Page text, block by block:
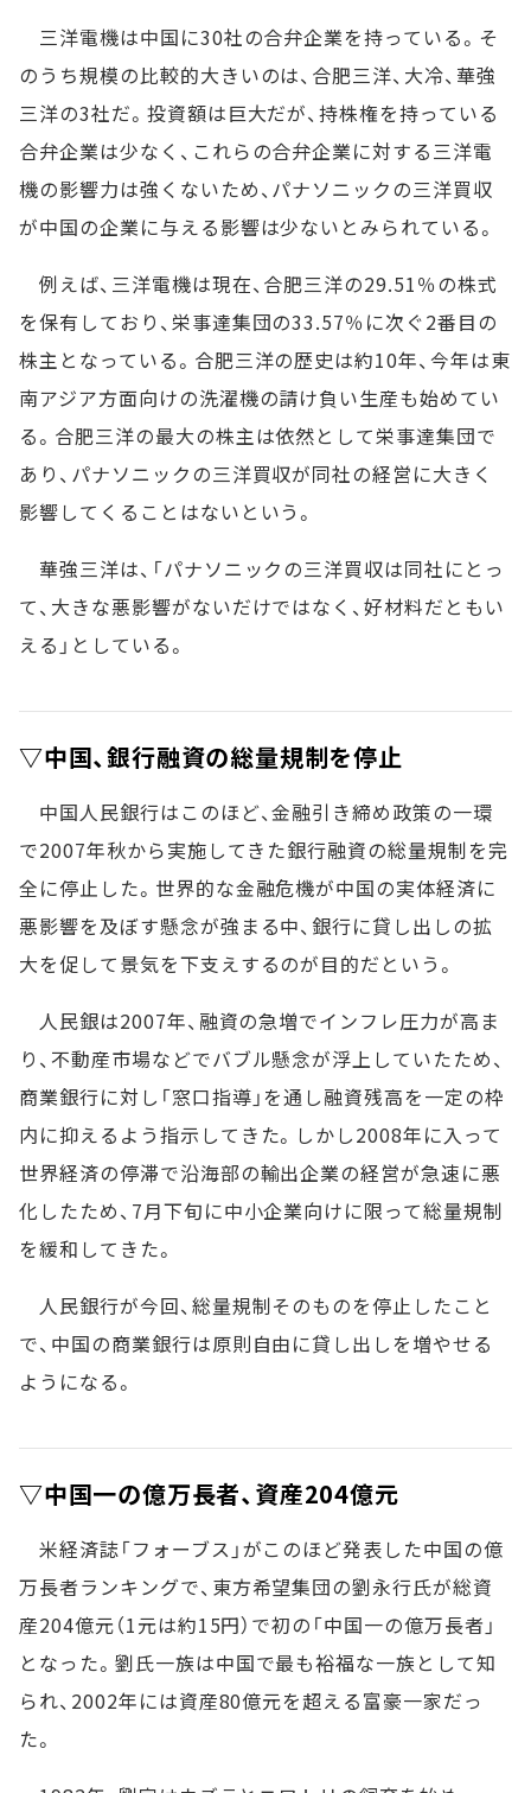
三洋電機は中国に30社の合弁企業を持っている。そ
のうち規模の比較的大きいのは、合肥三洋、大冷、華強
三洋の3社だ。投資額は巨大だが、持株権を持っている
合弁企業は少なく、これらの合弁企業に対する三洋電
機の影響力は強くないため、パナソニックの三洋買収
が中国の企業に与える影響は少ないとみられている。
例えば、三洋電機は現在、合肥三洋の29.51％の株式
を保有しており、栄事達集団の33.57％に次ぐ2番目の
株主となっている。合肥三洋の歴史は約10年、今年は東
南アジア方面向けの洗濯機の請け負い生産も始めてい
る。合肥三洋の最大の株主は依然として栄事達集団で
あり、パナソニックの三洋買収が同社の経営に大きく
影響してくることはないという。
華強三洋は、「パナソニックの三洋買収は同社にとっ
て、大きな悪影響がないだけではなく、好材料だともい
える」としている。
▽中国、銀行融資の総量規制を停止
中国人民銀行はこのほど、金融引き締め政策の一環
で2007年秋から実施してきた銀行融資の総量規制を完
全に停止した。世界的な金融危機が中国の実体経済に
悪影響を及ぼす懸念が強まる中、銀行に貸し出しの拡
大を促して景気を下支えするのが目的だという。
人民銀は2007年、融資の急増でインフレ圧力が高ま
り、不動産市場などでバブル懸念が浮上していたため、
商業銀行に対し「窓口指導」を通し融資残高を一定の枠
内に抑えるよう指示してきた。しかし2008年に入って
世界経済の停滞で沿海部の輸出企業の経営が急速に悪
化したため、7月下旬に中小企業向けに限って総量規制
を緩和してきた。
人民銀行が今回、総量規制そのものを停止したこと
で、中国の商業銀行は原則自由に貸し出しを増やせる
ようになる。
▽中国一の億万長者、資産204億元
米経済誌「フォーブス」がこのほど発表した中国の億
万長者ランキングで、東方希望集団の劉永行氏が総資
産204億元（1元は約15円）で初の「中国一の億万長者」
となった。劉氏一族は中国で最も裕福な一族として知
られ、2002年には資産80億元を超える富豪一家だっ
た。